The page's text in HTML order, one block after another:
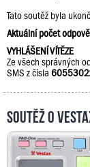
Tato soutěž byla
Aktuální počet
VYHLÁŠENÍ VÍTĚZE
Ze všech správných
SMS z čísla
Soutěž o